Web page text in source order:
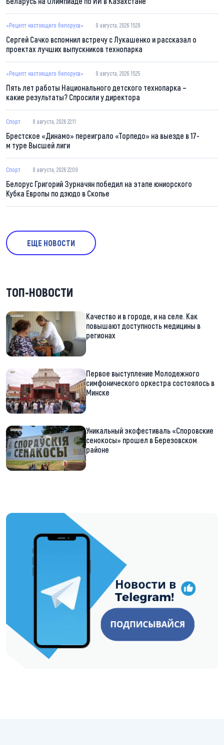
«Рецепт настоящего белоруса» 9 августа, 2026 15:28
Сергей Сачко вспомнил встречу с Лукашенко и рассказал о
проектах лучших выпускников технопарка
«Рецепт настоящего белоруса» 9 августа, 2026 15:25
Пять лет работы Национального детского технопарка –
какие результаты? Спросили у директора
Спорт 8 августа, 2026 22:11
Брестское «Динамо» переиграло «Торпедо» на выезде в 17-
м туре Высшей лиги
Спорт 8 августа, 2026 22:09
Белорус Григорий Зурначян победил на этапе юниорского
Кубка Европы по дзюдо в Скопье
ЕЩЕ НОВОСТИ
ТОП-НОВОСТИ
Качество и в городе, и на селе. Как
повышают доступность медицины в
регионах
Первое выступление Молодежного
симфонического оркестра состоялось в
Минске
Уникальный экофестиваль «Споровские
сенокосы» прошел в Березовском
районе
https://t.me/minskctvby